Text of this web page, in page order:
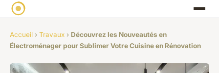
Accueil › Travaux › Découvrez les Nouveautés en
Électroménager pour Sublimer Votre Cuisine en Rénovation